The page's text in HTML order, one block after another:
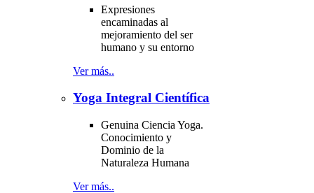
Expresiones
encaminadas al
mejoramiento del ser
humano y su entorno
Ver más..
Yoga Integral Científica
Genuina Ciencia Yoga.
Conocimiento y
Dominio de la
Naturaleza Humana
Ver más..